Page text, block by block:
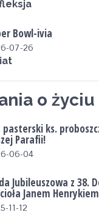
Bowl-ivia
07-26
o życiu
pasterski ks.
Parafii!
06-04
Jubileuszowa z 38.
Janem
11-12